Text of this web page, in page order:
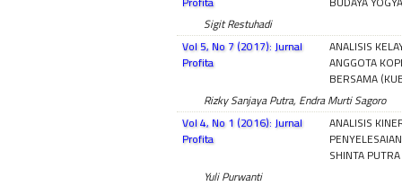
Sigit Restuhadi
Vol 5, No 7 (2017): Jurnal
Profita
ANALISIS
ANGGOTA
BERSAMA
Rizky Sanjaya Putra, Endra Murti Sagoro
Vol 4, No 1 (2016): Jurnal
Profita
ANALISIS
SHINTA
Yuli Purwanti